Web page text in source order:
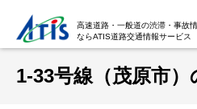
高速道路・一般道の渋滞・事故
ならATIS道路交通情報サービス
1-33号線（茂原市